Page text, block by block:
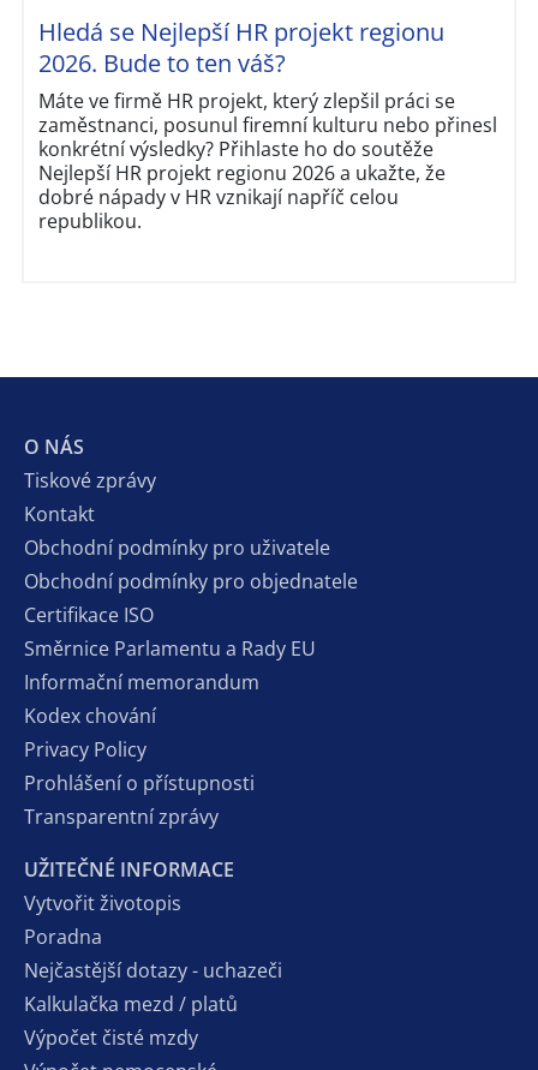
Hledá se Nejlepší HR projekt regionu
2026. Bude to ten váš?
Máte ve firmě HR projekt, který zlepšil práci se
zaměstnanci, posunul firemní kulturu nebo přinesl
konkrétní výsledky? Přihlaste ho do soutěže
Nejlepší HR projekt regionu 2026 a ukažte, že
dobré nápady v HR vznikají napříč celou
republikou.
O NÁS
Tiskové zprávy
Kontakt
Obchodní podmínky pro uživatele
Obchodní podmínky pro objednatele
Certifikace ISO
Směrnice Parlamentu a Rady EU
Informační memorandum
Kodex chování
Privacy Policy
Prohlášení o přístupnosti
Transparentní zprávy
UŽITEČNÉ INFORMACE
Vytvořit životopis
Poradna
Nejčastější dotazy - uchazeči
Kalkulačka mezd / platů
Výpočet čisté mzdy